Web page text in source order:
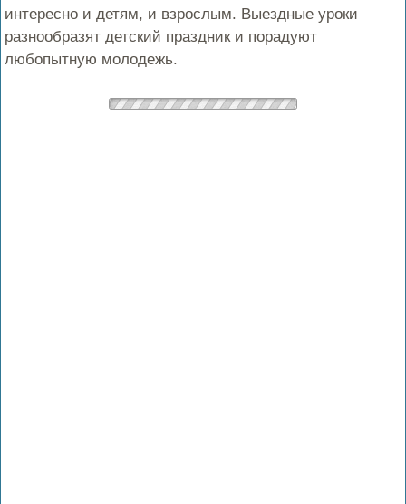
интересно и детям, и взрослым. Выездные уроки
разнообразят детский праздник и порадуют
любопытную молодежь.